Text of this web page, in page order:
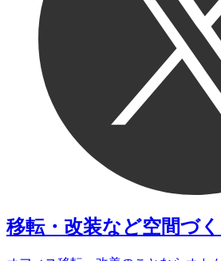
移転・改装など空間づ